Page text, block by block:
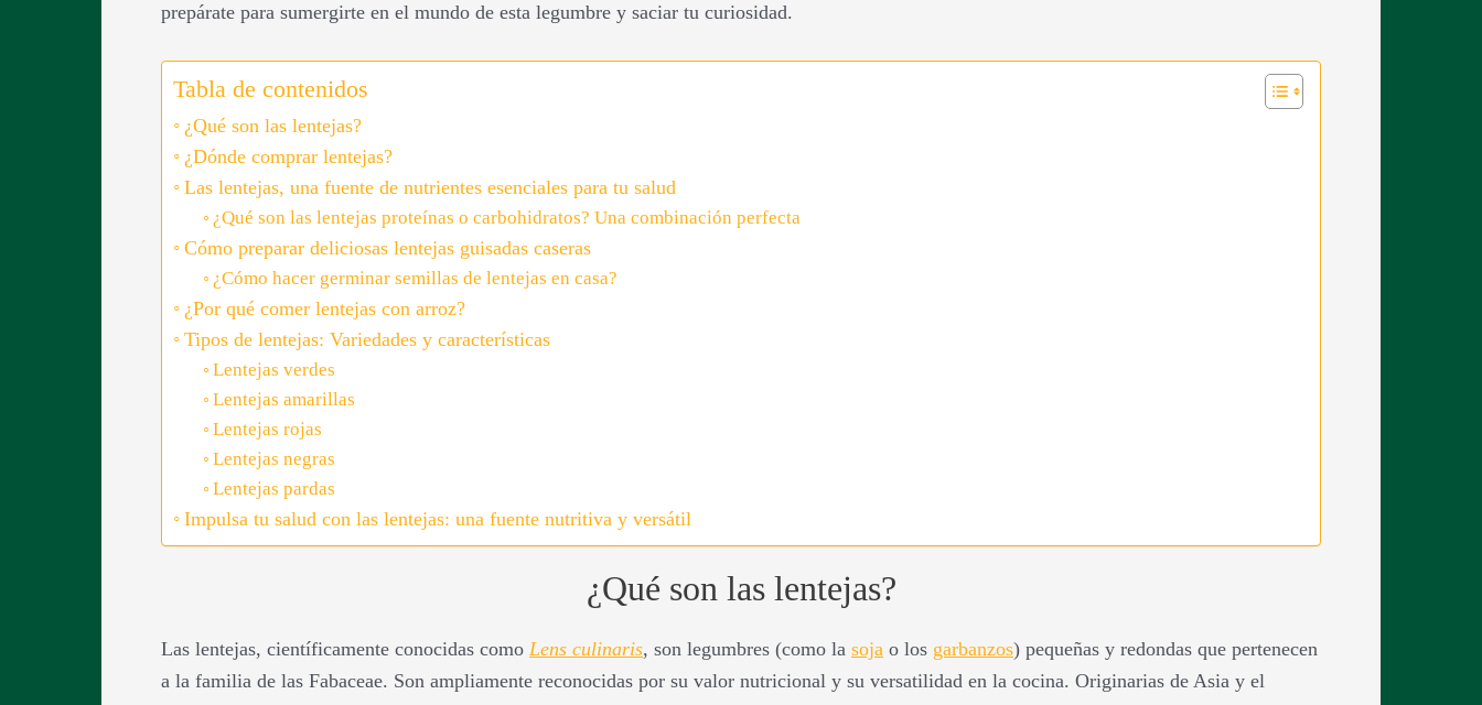
prepárate para sumergirte en el mundo de esta legumbre y saciar tu curiosidad.
Tabla de contenidos
¿Qué son las lentejas?
¿Dónde comprar lentejas?
Las lentejas, una fuente de nutrientes esenciales para tu salud
¿Qué son las lentejas proteínas o carbohidratos? Una combinación perfecta
Cómo preparar deliciosas lentejas guisadas caseras
¿Cómo hacer germinar semillas de lentejas en casa?
¿Por qué comer lentejas con arroz?
Tipos de lentejas: Variedades y características
Lentejas verdes
Lentejas amarillas
Lentejas rojas
Lentejas negras
Lentejas pardas
Impulsa tu salud con las lentejas: una fuente nutritiva y versátil
¿Qué son las lentejas?
Las lentejas, científicamente conocidas como Lens culinaris, son legumbres (como la soja o los garbanzos) pequeñas y redondas que pertenecen
a la familia de las Fabaceae. Son ampliamente reconocidas por su valor nutricional y su versatilidad en la cocina. Originarias de Asia y el